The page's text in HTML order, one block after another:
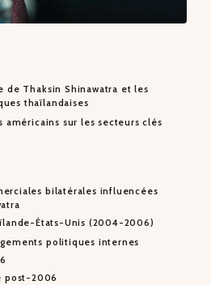
de Thaksin Shinawatra et les
thaïlandaises
américains sur les secteurs clés
bilatérales influencées
États-Unis (2004-2006)
politiques internes
post-2006